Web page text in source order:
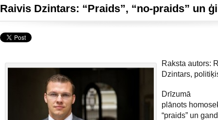
Raivis Dzintars: “Praids”, “no-praids” un
Raksta autors:
Dzintars,
Drīzumā
plānots
“praids” un